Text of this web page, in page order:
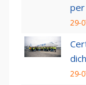
per
29-
29-